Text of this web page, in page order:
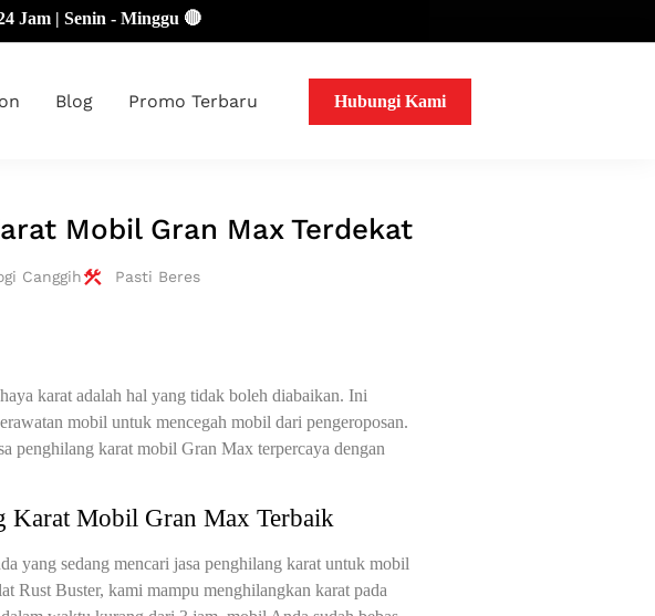
| Senin - Minggu 🔴
Blog Promo Terbaru Hubungi Kami
Mobil Gran Max Terdekat
Canggih Pasti Beres
karat adalah hal yang tidak boleh diabaikan. Ini
mobil untuk mencegah mobil dari pengeroposan.
penghilang karat mobil Gran Max terpercaya dengan
Karat Mobil Gran Max Terbaik
yang sedang mencari jasa penghilang karat untuk mobil
Rust Buster, kami mampu menghilangkan karat pada